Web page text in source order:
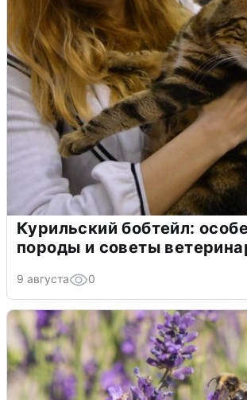
Курильский бобтейл:
породы и советы
9 августа 0